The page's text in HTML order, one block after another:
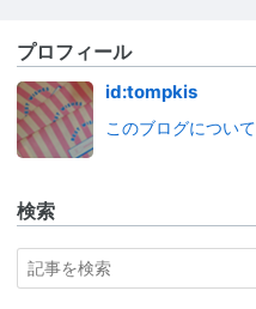
プロフィール
id:tompkis
このブログについて
検索